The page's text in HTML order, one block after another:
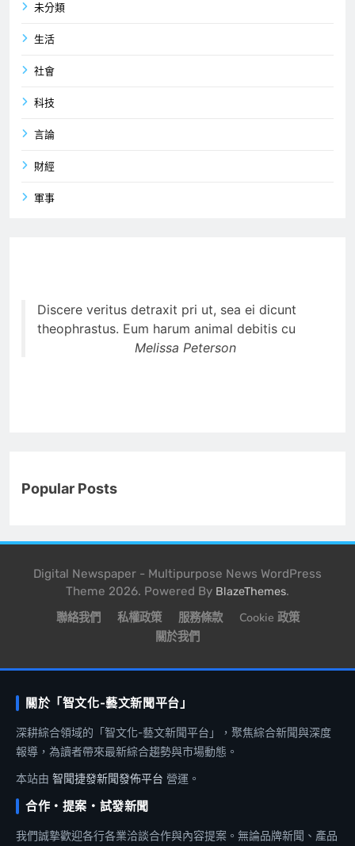
未分類
生活
社會
科技
言論
財經
軍事
Discere veritus detraxit pri ut, sea ei dicunt
theophrastus. Eum harum animal debitis cu
Melissa Peterson
Popular Posts
Digital Newspaper - Multipurpose News WordPress
Theme 2026. Powered By BlazeThemes.
聯絡我們 私權政策 服務條款
Cookie 政策
關於我們
關於「智文化-藝文新聞平台」
深耕綜合領域的「智文化-藝文新聞平台」，聚焦綜合新聞與深度
報導，為讀者帶來最新綜合趨勢與市場動態。
本站由 智聞捷發新聞發佈平台 營運。
合作・提案・試發新聞
我們誠摯歡迎各行各業洽談合作與內容提案。無論品牌新聞、產品